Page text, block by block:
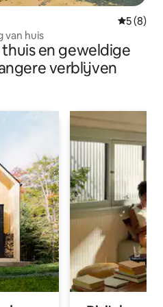
5 (8)
van huis
en geweldige
verblijven